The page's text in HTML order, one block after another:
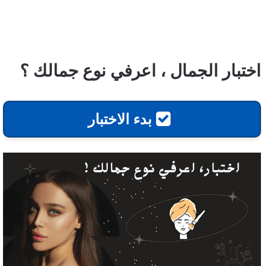
اختبار الجمال ، اعرفي نوع جمالك ؟
بدء الاختبار